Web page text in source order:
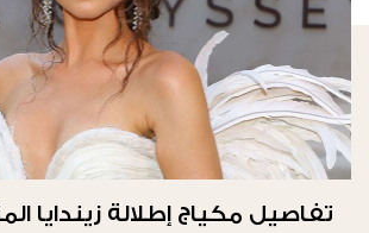
تفاصيل مكياج إطلالة زيندايا